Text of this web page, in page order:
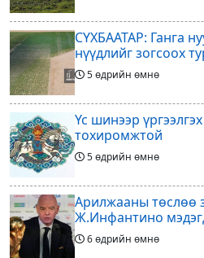
СҮХБААТАР: Ганга
нүүдлийг зогсоох
дүнгээ өгч эхэлжээ
5 өдрийн өмнө
Үс шинээр
тохиромжтой
5 өдрийн өмнө
Арилжааны төслөө
Ж.Инфантино
6 өдрийн өмнө